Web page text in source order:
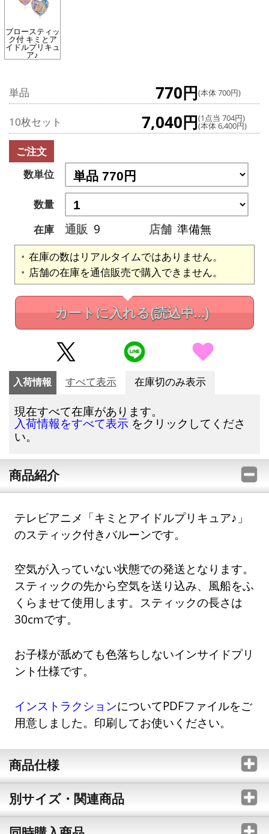
ブロースティッ
ク付 キミとア
イドルプリキュ
ア♪
単品 770円(本体 700円)
10枚セット 7,040円(1点当 704円)
(本体 6,400円)
ご注文
数単位
数量
在庫
通販 9 店舗 準備無
在庫の数はリアルタイムではありません。
店舗の在庫を通信販売で購入できません。
カートに入れる(読込中...)
入荷情報 すべて表示 在庫切のみ表示
現在すべて在庫があります。
入荷情報をすべて表示 をクリックしてくださ
い。
商品紹介
テレビアニメ「キミとアイドルプリキュア♪」
のスティック付きバルーンです。
空気が入っていない状態での発送となります。
スティックの先から空気を送り込み、風船をふ
くらませて使用します。スティックの長さは
30cmです。
お子様が舐めても色落ちしないインサイドプリ
ント仕様です。
インストラクションについてPDFファイルをご
用意しました。印刷してお使いください。
商品仕様
別サイズ・関連商品